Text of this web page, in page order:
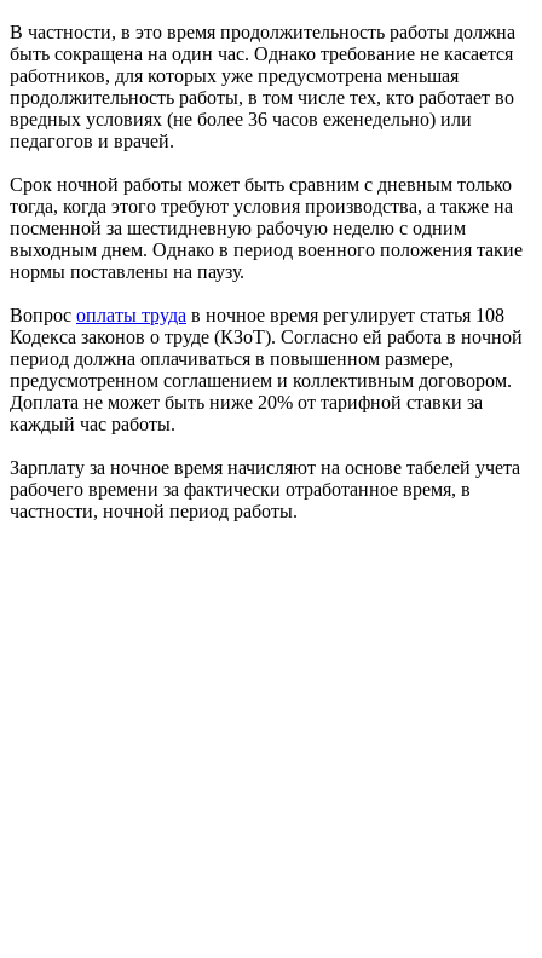
В частности, в это время продолжительность работы должна
быть сокращена на один час. Однако требование не касается
работников, для которых уже предусмотрена меньшая
продолжительность работы, в том числе тех, кто работает во
вредных условиях (не более 36 часов еженедельно) или
педагогов и врачей.
Срок ночной работы может быть сравним с дневным только
тогда, когда этого требуют условия производства, а также на
посменной за шестидневную рабочую неделю с одним
выходным днем. Однако в период военного положения такие
нормы поставлены на паузу.
Вопрос оплаты труда в ночное время регулирует статья 108
Кодекса законов о труде (КЗоТ). Согласно ей работа в ночной
период должна оплачиваться в повышенном размере,
предусмотренном соглашением и коллективным договором.
Доплата не может быть ниже 20% от тарифной ставки за
каждый час работы.
Зарплату за ночное время начисляют на основе табелей учета
рабочего времени за фактически отработанное время, в
частности, ночной период работы.